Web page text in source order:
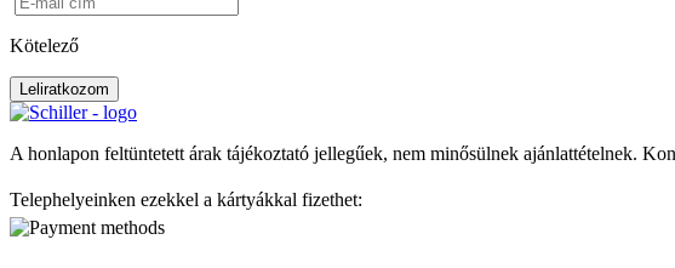
Kötelező
Leliratkozom
A honlapon feltüntetett árak tájékoztató jellegűek, nem minősülnek ajánlattételnek.
Telephelyeinken ezekkel a kártyákkal fizethet: